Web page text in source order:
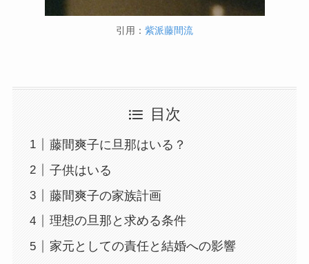
引用： 紫派藤間流
目次
藤間爽子に旦那はいる？
子供はいる
藤間爽子の家族計画
理想の旦那と求める条件
家元としての責任と結婚への影響